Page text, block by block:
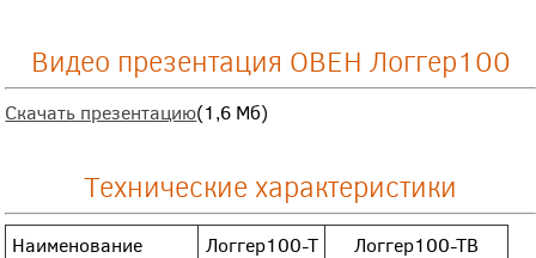
Видео презентация ОВЕН Логгер100
Скачать презентацию(1,6 Мб)
Технические характеристики
Наименование Логгер100-Т Логгер100-ТВ